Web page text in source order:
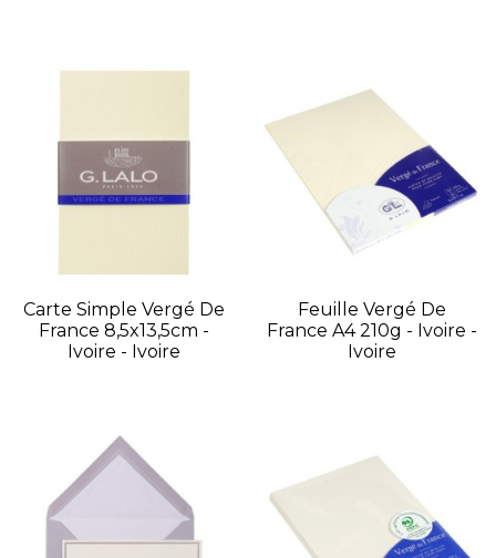
Carte Simple Vergé De
France 8,5x13,5cm -
Ivoire - Ivoire
Feuille Vergé De
France A4 210g - Ivoire -
Ivoire